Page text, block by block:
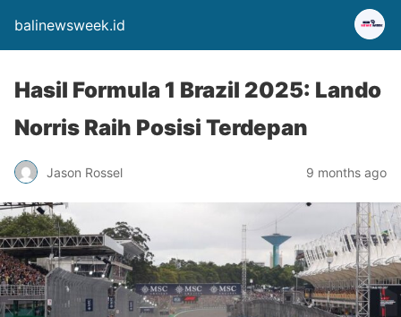
balinewsweek.id
Hasil Formula 1 Brazil 2025: Lando
Norris Raih Posisi Terdepan
Jason Rossel 9 months ago